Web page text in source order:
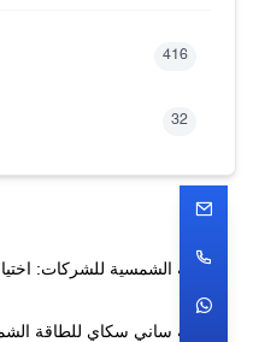
416
32
الطاقة الشمسية للشركات:
شركة ساني سكاي للطاقة